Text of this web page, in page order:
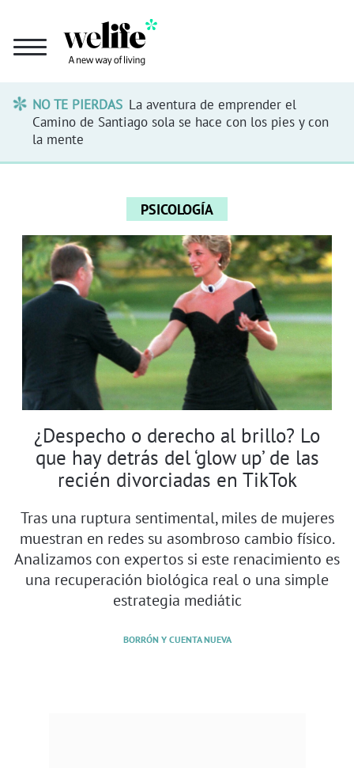
NO TE PIERDAS La aventura de emprender el
Camino de Santiago sola se hace con los pies y con
la mente
PSICOLOGÍA
¿Despecho o derecho al brillo? Lo
que hay detrás del ‘glow up’ de las
recién divorciadas en TikTok
Tras una ruptura sentimental, miles de mujeres
muestran en redes su asombroso cambio físico.
Analizamos con expertos si este renacimiento es
una recuperación biológica real o una simple
estrategia mediátic
BORRÓN Y CUENTA NUEVA